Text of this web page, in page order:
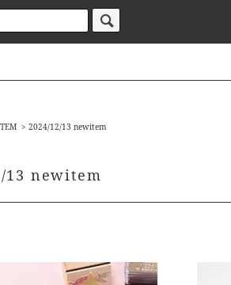
> 2024/12/13 newitem
13 newitem